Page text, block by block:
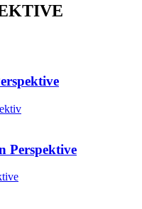
Perspektive